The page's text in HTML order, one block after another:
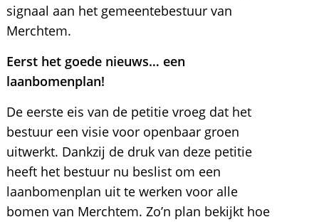
signaal aan het gemeentebestuur van
Merchtem.
Eerst het goede nieuws… een
laanbomenplan!
De eerste eis van de petitie vroeg dat het
bestuur een visie voor openbaar groen
uitwerkt. Dankzij de druk van deze petitie
heeft het bestuur nu beslist om een
laanbomenplan uit te werken voor alle
bomen van Merchtem. Zo’n plan bekijkt hoe